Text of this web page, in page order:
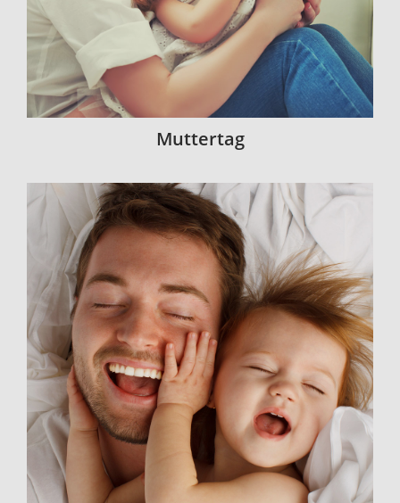
Muttertag